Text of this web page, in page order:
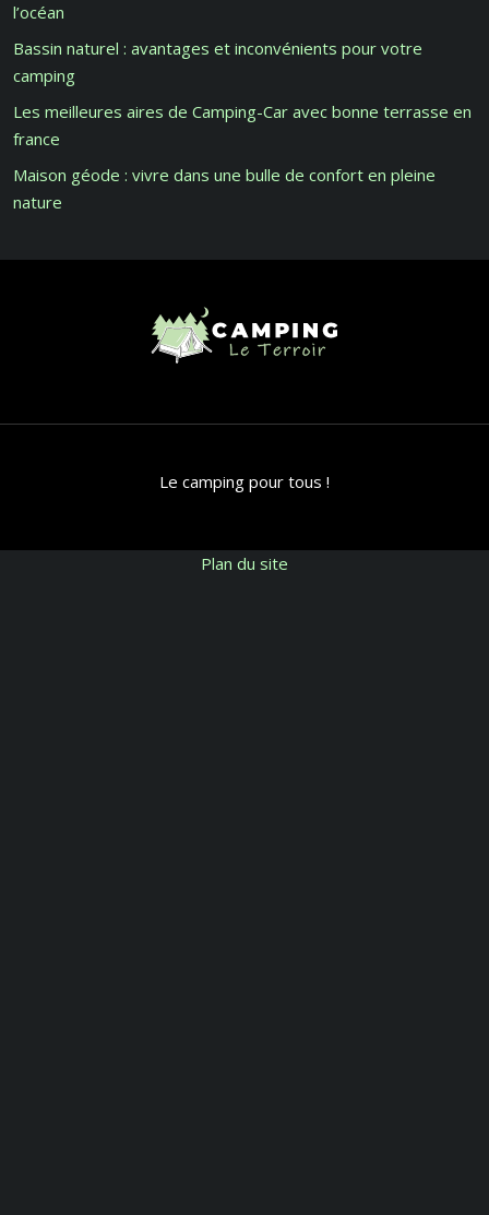
l’océan
Bassin naturel : avantages et inconvénients pour votre
camping
Les meilleures aires de Camping-Car avec bonne terrasse en
france
Maison géode : vivre dans une bulle de confort en pleine
nature
Le camping pour tous !
Plan du site